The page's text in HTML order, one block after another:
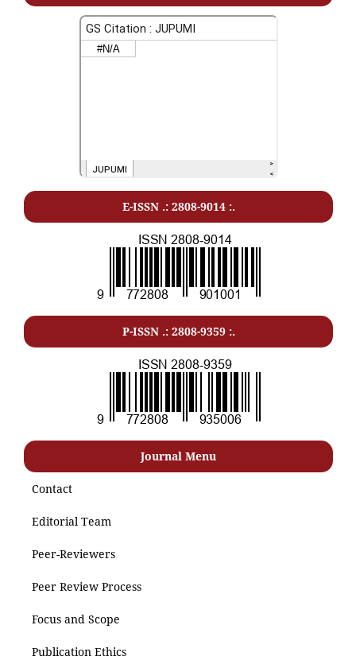
E-ISSN .: 2808-9014 :.
P-ISSN .: 2808-9359 :.
Journal Menu
Contact
Editorial Team
Peer-Reviewers
Peer Review Process
Focus and Scope
Publication Ethics